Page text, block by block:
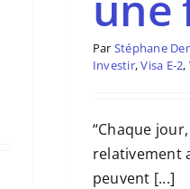
Par Stéphane
Investir,Visa E-2,
“Chaque
relativement
peuvent [...]